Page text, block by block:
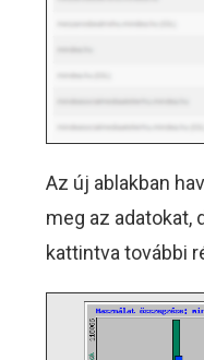
Az új ablakban
meg az adatokat,
kattintva további